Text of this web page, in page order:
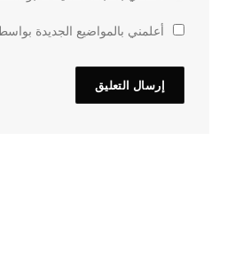
أعلمني بالمواضيع الجديدة